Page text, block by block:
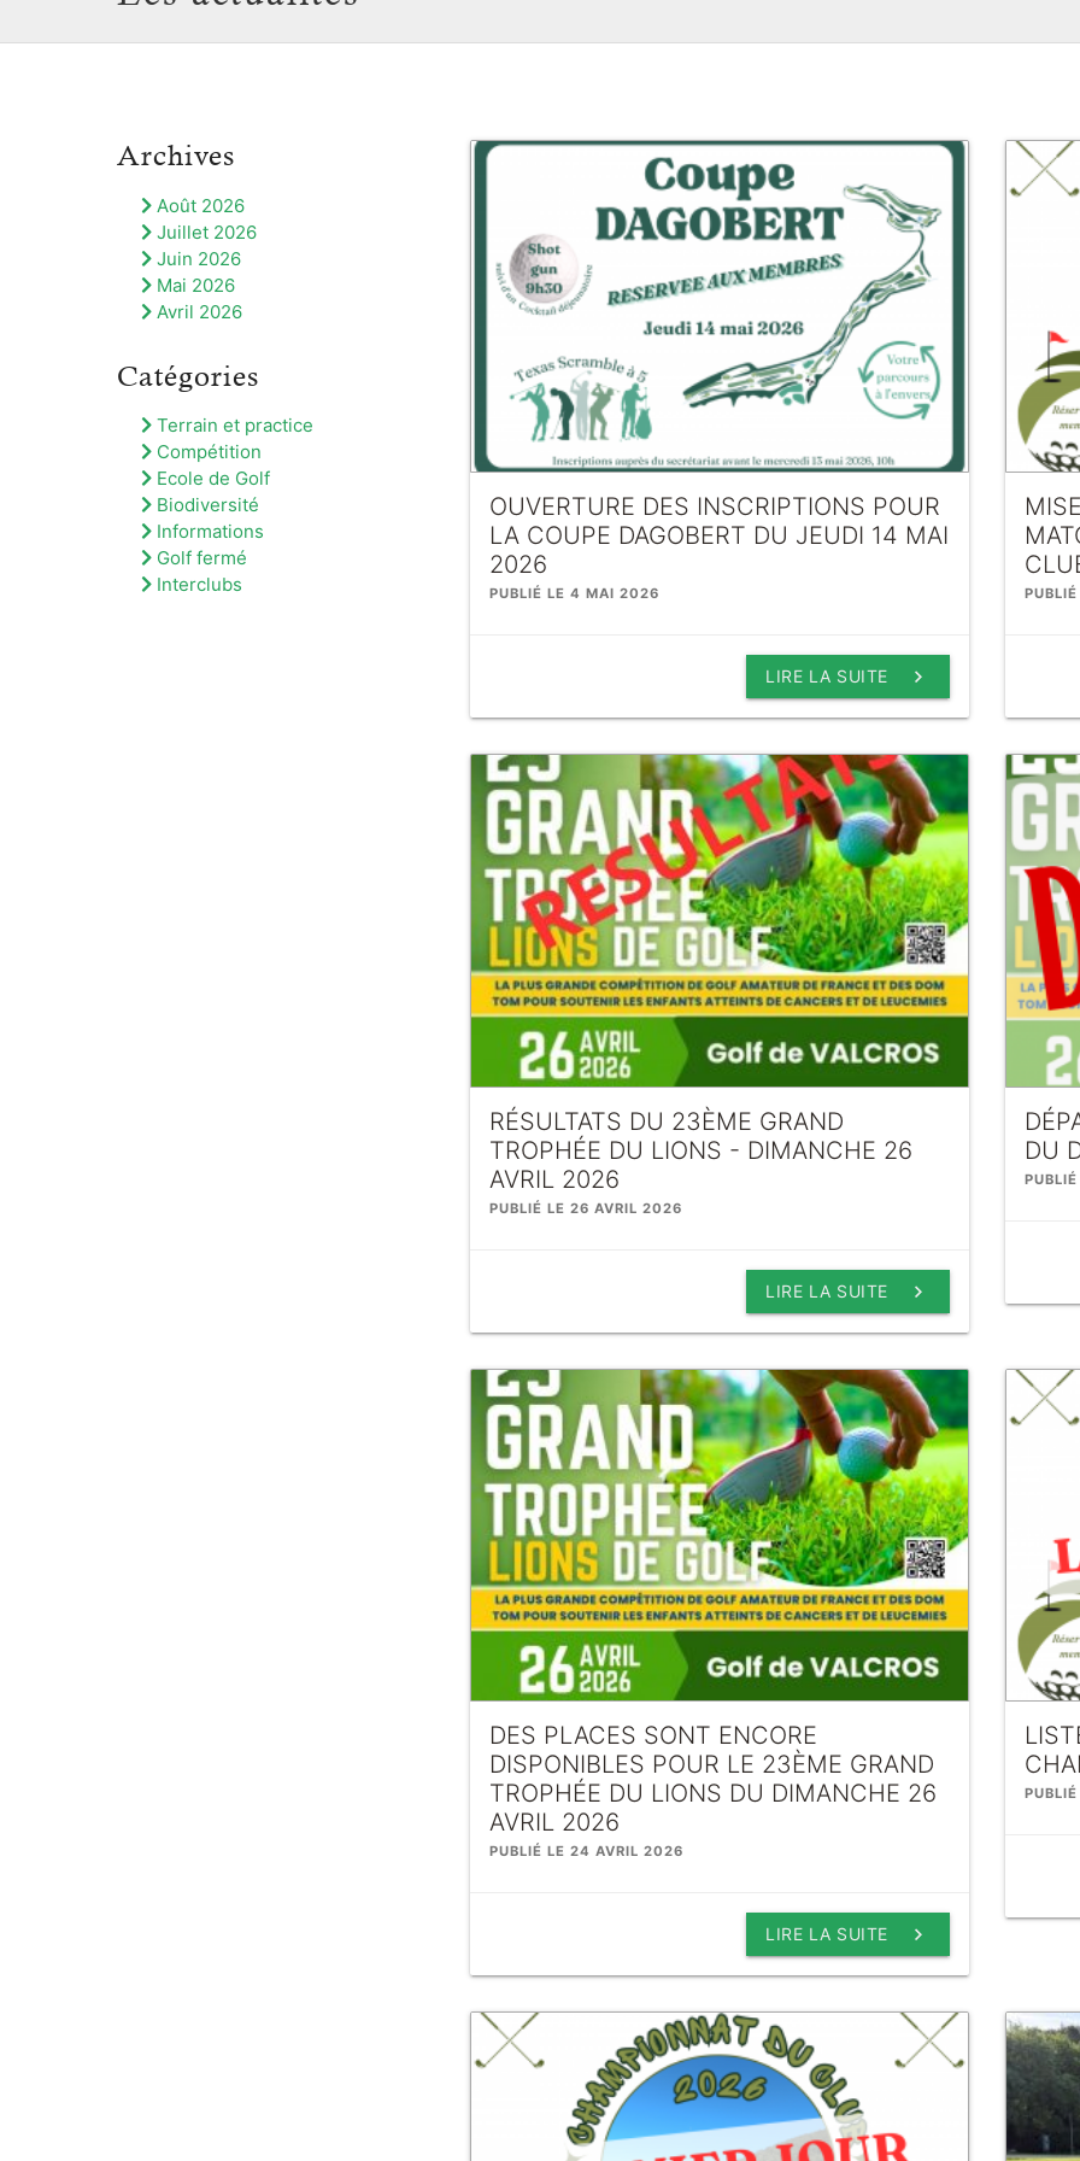
Archives
Août 2026
Juillet 2026
Juin 2026
Mai 2026
Avril 2026
Catégories
Terrain et practice
Compétition
Ecole de Golf
Biodiversité
Informations
Golf fermé
Interclubs
OUVERTURE DES INSCRIPTIONS POUR
LA COUPE DAGOBERT DU JEUDI 14 MAI
2026
PUBLIÉ LE 4 MAI 2026
keyboard_arrow_right
LIRE LA SUITE
RÉSULTATS DU 23ÈME GRAND
TROPHÉE DU LIONS - DIMANCHE 26
AVRIL 2026
PUBLIÉ LE 26 AVRIL 2026
keyboard_arrow_right
LIRE LA SUITE
DU
DES PLACES SONT ENCORE
DISPONIBLES POUR LE 23ÈME GRAND
TROPHÉE DU LIONS DU DIMANCHE 26
AVRIL 2026
PUBLIÉ LE 24 AVRIL 2026
keyboard_arrow_right
LIRE LA SUITE